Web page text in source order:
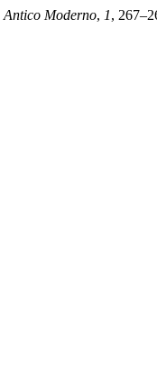
Antico Moderno, 1,